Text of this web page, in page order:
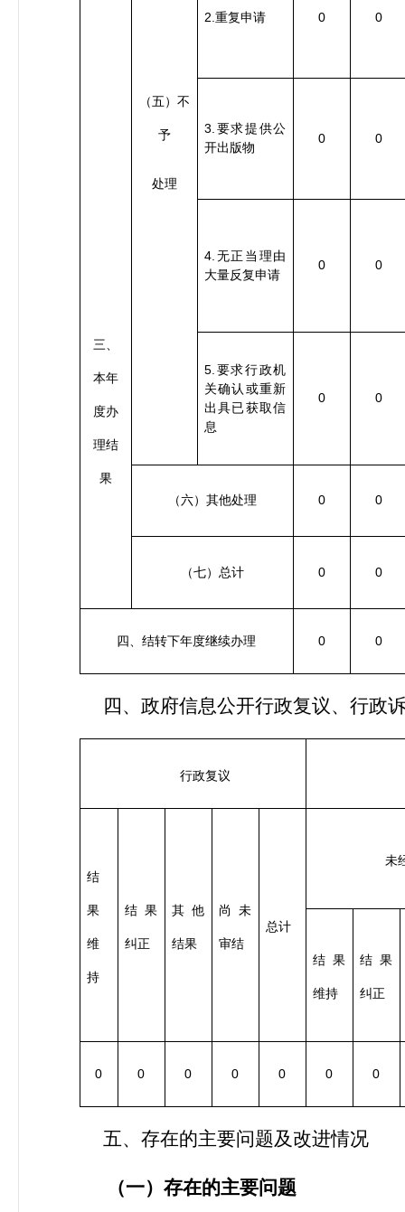
三、
本年
度办
理结
果
（五）不
予
处理
2. 重复申请 0 0
3. 要求提供公
开出版物
0 0
4. 无正当理由
大量反复申请
0 0
5. 要求行政机
关确认或重新
出具已获取信
息
0 0
（六）其他处理 0 0
（七）总计 0 0
四、结转下年度继续办理 0 0
四、政府信息公开行政复议、行政
行政复议
结
果
维
持
结果
纠正
其他
结果
尚未
审结
总计
未
结果
维持
结果
纠正
0 0 0 0 0 0 0
五、存在的主要问题及改进情况
（一）存在的主要问题